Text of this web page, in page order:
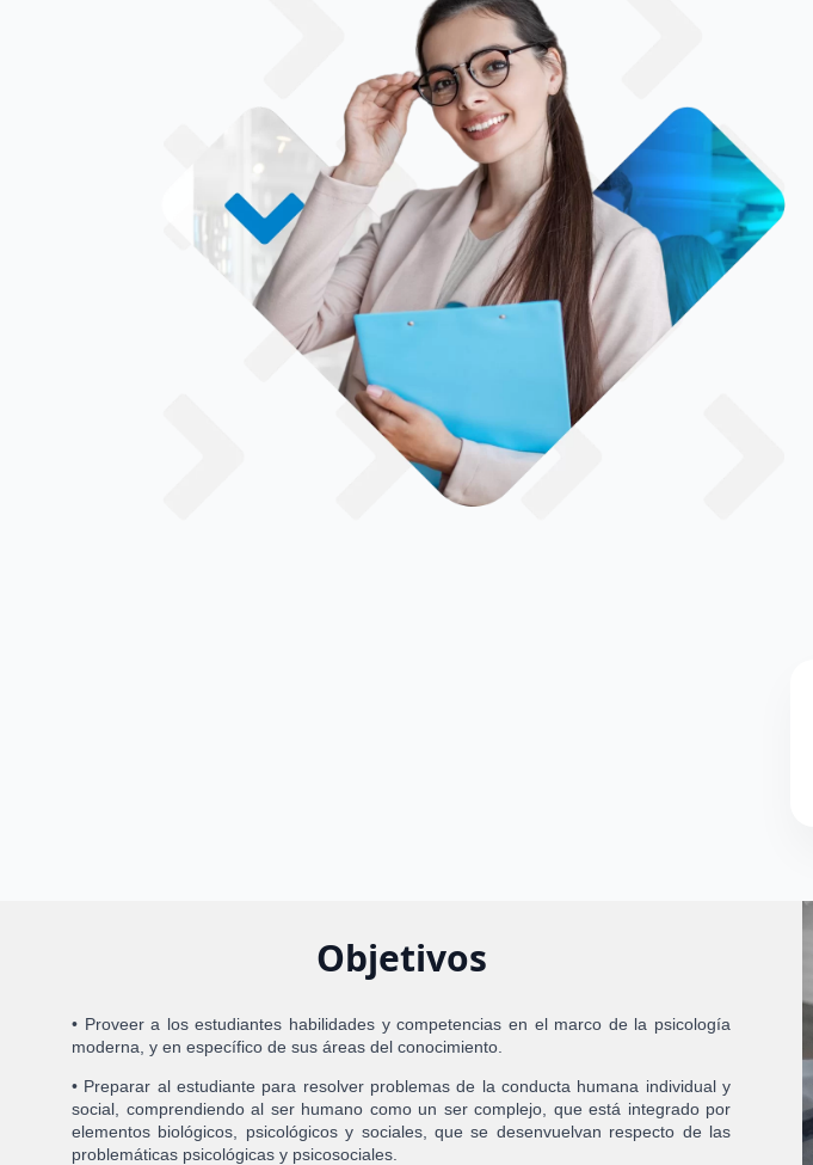
Objetivos
• Proveer a los estudiantes habilidades y competencias en el marco de la psicología
moderna, y en específico de sus áreas del conocimiento.
• Preparar al estudiante para resolver problemas de la conducta humana individual y
social, comprendiendo al ser humano como un ser complejo, que está integrado por
elementos biológicos, psicológicos y sociales, que se desenvuelvan respecto de las
problemáticas psicológicas y psicosociales.